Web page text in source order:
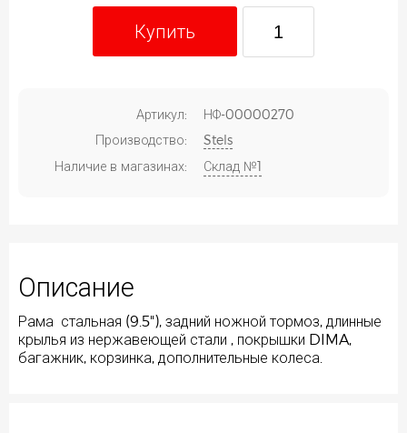
Купить
Артикул:
НФ-00000270
Производство:
Stels
Наличие в магазинах:
Склад №1
Описание
Рама стальная (9.5"), задний ножной тормоз, длинные
крылья из нержавеющей стали , покрышки DIMA,
багажник, корзинка, дополнительные колеса.